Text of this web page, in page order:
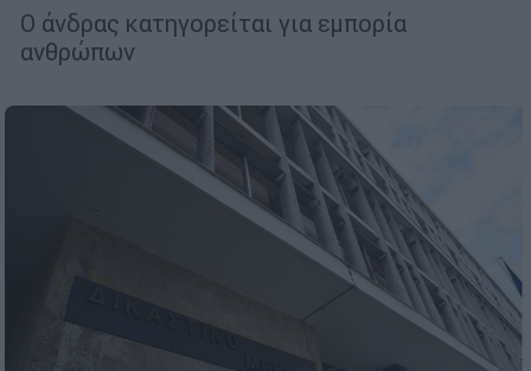
Ο άνδρας κατηγορείται για εμπορία
ανθρώπων